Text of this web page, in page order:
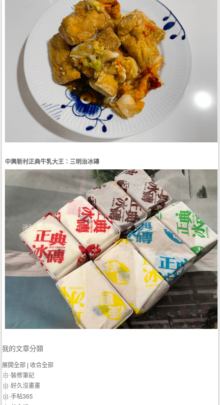
中興新村正典牛乳大王：三明治冰磚
我的文章分類
展開全部 | 收合全部
裝修筆記
好久沒畫畫
手帖365